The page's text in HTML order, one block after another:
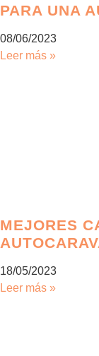
PARA UNA
08/06/2023
Leer más »
MEJORES
18/05/2023
Leer más »